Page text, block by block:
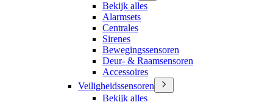
Bekijk alles
Alarmsets
Centrales
Sirenes
Bewegingssensoren
Deur- & Raamsensoren
Accessoires
Veiligheidssensoren
Bekijk alles